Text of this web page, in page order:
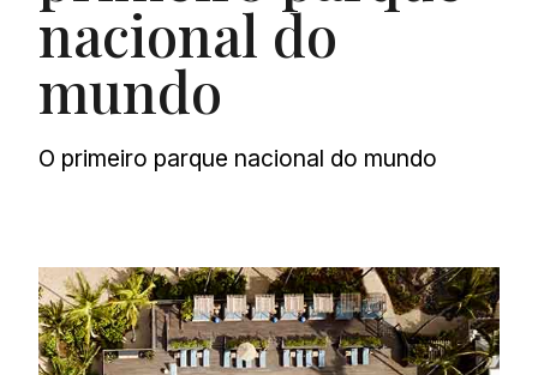
nacional do
mundo
O primeiro parque nacional do mundo